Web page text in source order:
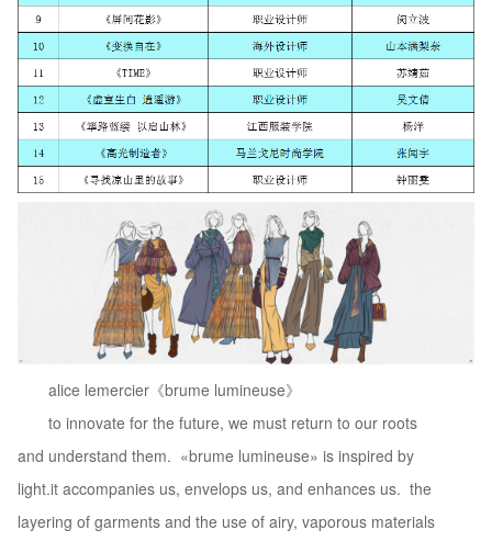
alice lemercier《brume lumineuse》
to innovate for the future, we must return to our roots
and understand them. «brume lumineuse» is inspired by
light.it accompanies us, envelops us, and enhances us. the
layering of garments and the use of airy, vaporous materials